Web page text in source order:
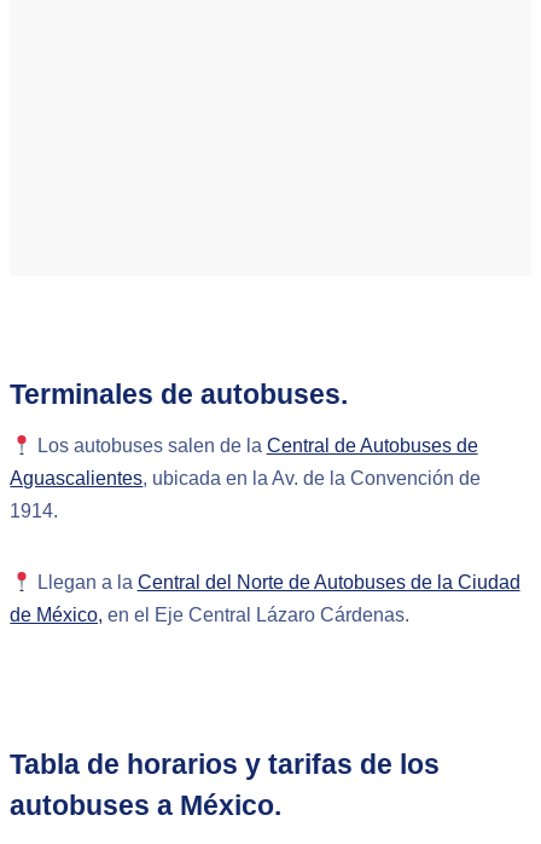
Terminales de autobuses.
Los autobuses salen de la Central de Autobuses de
Aguascalientes, ubicada en la Av. de la Convención de
1914.
Llegan a la Central del Norte de Autobuses de la Ciudad
de México, en el Eje Central Lázaro Cárdenas.
Tabla de horarios y tarifas de los
autobuses a México.